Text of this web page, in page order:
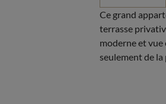
Ce grand
terrasse
moderne et vue
seulement de